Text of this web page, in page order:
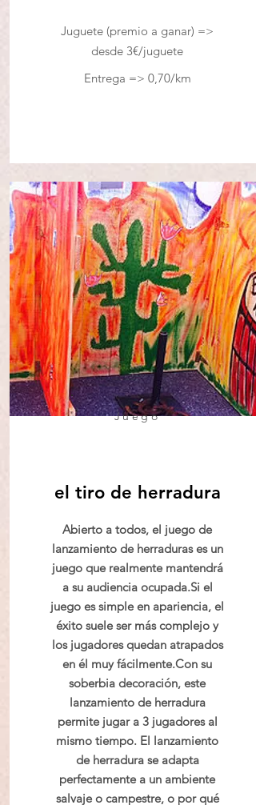
Juguete (premio a ganar) =>
desde 3€/juguete
Entrega => 0,70/km
Juego
el tiro de herradura
Abierto a todos, el juego de
lanzamiento de herraduras es un
juego que realmente mantendrá
a su audiencia ocupada.Si el
juego es simple en apariencia, el
éxito suele ser más complejo y
los jugadores quedan atrapados
en él muy fácilmente.Con su
soberbia decoración, este
lanzamiento de herradura
permite jugar a 3 jugadores al
mismo tiempo. El lanzamiento
de herradura se adapta
perfectamente a un ambiente
salvaje o campestre, o por qué